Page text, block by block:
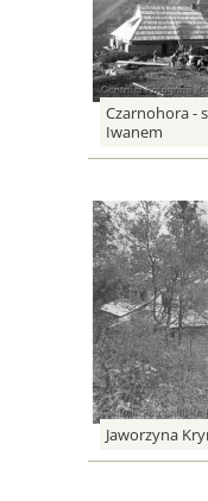
Czarnohora -
Iwanem
Jaworzyna